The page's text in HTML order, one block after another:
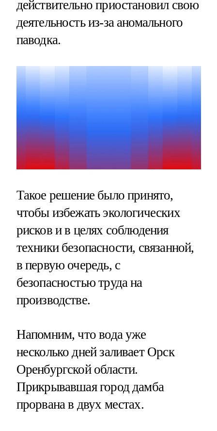
действительно приостановил свою
деятельность из-за аномального
паводка.
Такое решение было принято,
чтобы избежать экологических
рисков и в целях соблюдения
техники безопасности, связанной,
в первую очередь, с
безопасностью труда на
производстве.
Напомним, что вода уже
несколько дней заливает Орск
Оренбургской области.
Прикрывавшая город дамба
прорвана в двух местах.